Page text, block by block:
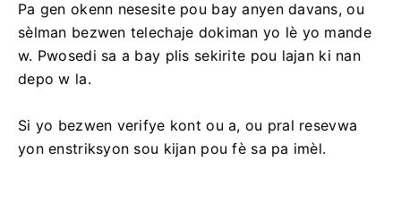
Pa gen okenn nesesite pou bay anyen davans, ou
sèlman bezwen telechaje dokiman yo lè yo mande
w. Pwosedi sa a bay plis sekirite pou lajan ki nan
depo w la.
Si yo bezwen verifye kont ou a, ou pral resevwa
yon enstriksyon sou kijan pou fè sa pa imèl.